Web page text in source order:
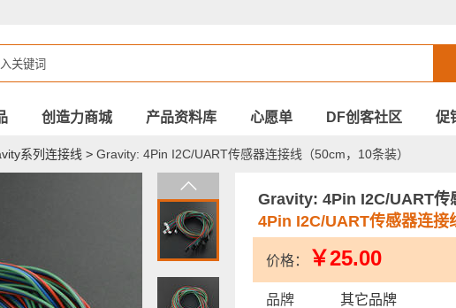
创造力商城 产品资料库 心愿单 DF创客社区 促
系列连接线 > Gravity: 4Pin I2C/UART传感器连接线（50cm，10条装）
Gravity: 4Pin I2C/UART传
4Pin I2C/UART传感器连接
价格： ￥25.00
品牌 其它品牌